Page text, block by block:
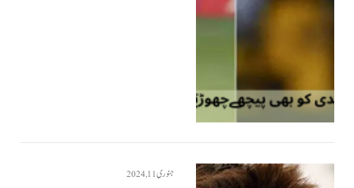
جنوری 11, 2024